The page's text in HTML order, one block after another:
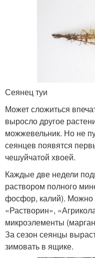
Сеянец туи
Может сложиться
выросло другое
можжевельник. Но не
сеянцев появятся
чешуйчатой хвоей.
Каждые две недели
раствором полного
фосфор, калий). Можно
«Растворин»,
микроэлементы
За сезон сеянцы
зимовать в ящике.